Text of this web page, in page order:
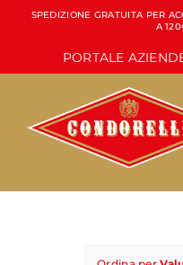
Salta
contenuto
SPEDIZIONE GRATUITA PER
A
PORTALE